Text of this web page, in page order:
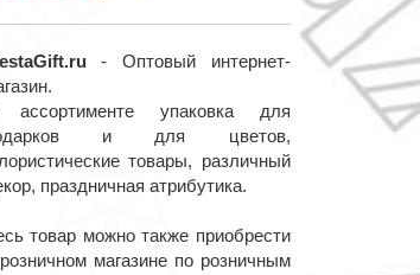
- Оптовый интернет-
ассортименте упаковка для
и для цветов,
товары, различный
праздничная атрибутика.
товар можно также приобрести
магазине по розничным